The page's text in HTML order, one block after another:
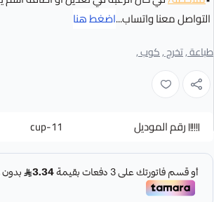
التواصل معنا واتساب...اضغط هنا
طباعة ,تخرج ,كوب ,
رقم الموديل cup-11